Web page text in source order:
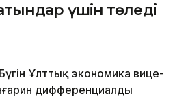
үшін төледі
Ұлттық экономика вице-
дифференциалды